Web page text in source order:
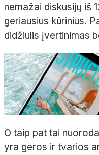
nemažai diskusijų iš
geriausius kūrinius.
didžiulis įvertinimas
O taip pat tai
yra geros ir tvarios